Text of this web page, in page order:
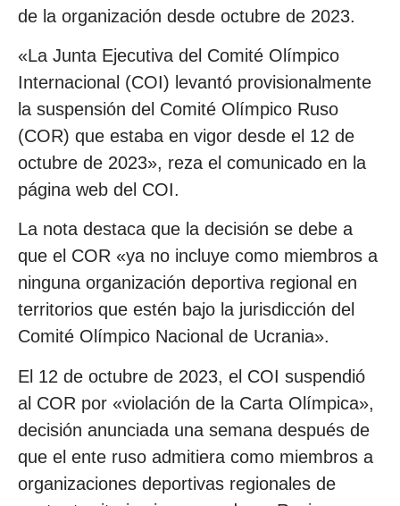
de la organización desde octubre de 2023.
«La Junta Ejecutiva del Comité Olímpico
Internacional (COI) levantó provisionalmente
la suspensión del Comité Olímpico Ruso
(COR) que estaba en vigor desde el 12 de
octubre de 2023», reza el comunicado en la
página web del COI.
La nota destaca que la decisión se debe a
que el COR «ya no incluye como miembros a
ninguna organización deportiva regional en
territorios que estén bajo la jurisdicción del
Comité Olímpico Nacional de Ucrania».
El 12 de octubre de 2023, el COI suspendió
al COR por «violación de la Carta Olímpica»,
decisión anunciada una semana después de
que el ente ruso admitiera como miembros a
organizaciones deportivas regionales de